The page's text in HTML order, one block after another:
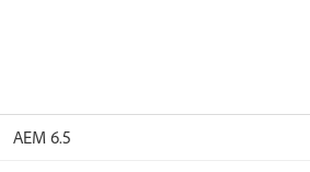
AEM 6.5